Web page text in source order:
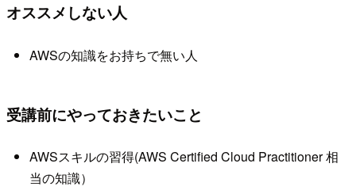
オススメしない人
AWSの知識をお持ちで無い人
受講前にやっておきたいこと
AWSスキルの習得(AWS Certified Cloud Practitioner 相
当の知識）